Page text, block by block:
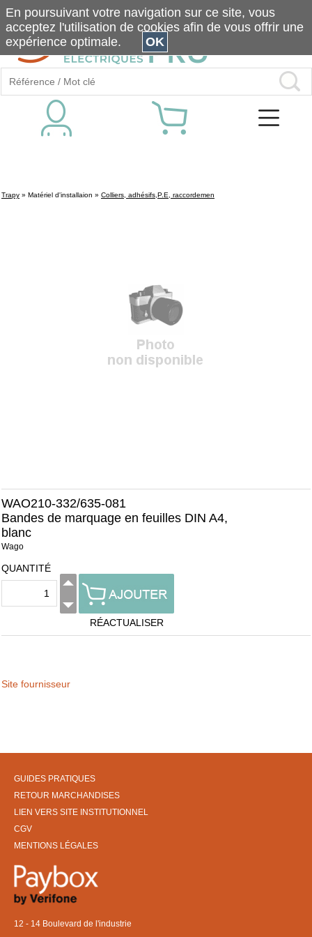
Trapy » Matériel d'installaion » Colliers, adhésifs,P.E, raccordemen
WAO210-332/635-081
Bandes de marquage en feuilles DIN A4,
blanc
Wago
QUANTITÉ
RÉACTUALISER
Site fournisseur
GUIDES PRATIQUES
RETOUR MARCHANDISES
LIEN VERS SITE INSTITUTIONNEL
CGV
MENTIONS LÉGALES
12 - 14 Boulevard de l'industrie
En poursuivant votre navigation sur ce site, vous
acceptez l'utilisation de cookies afin de vous offrir une
expérience optimale.
OK